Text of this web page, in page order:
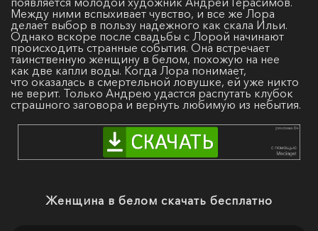
Между ними вспыхивает чувство, и все же Лора
делает выбор в пользу надежного как скала Ильи.
Однако вскоре после свадьбы с Лорой начинают
происходить странные события. Она встречает
таинственную женщину в белом, похожую на нее
как две капли воды. Когда Лора понимает,
что оказалась в смертельной ловушке, ей уже никто
не верит. Только Андрею удастся распутать клубок
страшного заговора и вернуть любимую из небытия.
Женщина в белом скачать бесплатно